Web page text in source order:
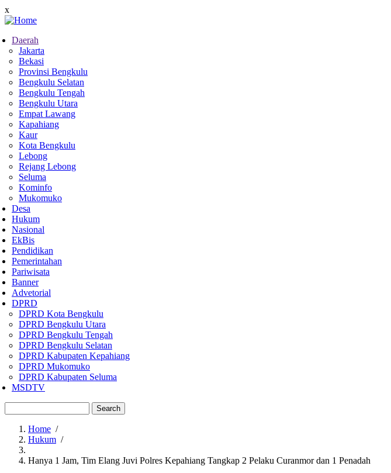
Skip
to
content
x
Main
navigation
Daerah
Jakarta
Bekasi
Provinsi Bengkulu
Bengkulu Selatan
Bengkulu Tengah
Bengkulu Utara
Empat Lawang
Kapahiang
Kaur
Kota Bengkulu
Lebong
Rejang Lebong
Seluma
Kominfo
Mukomuko
Desa
Hukum
Nasional
EkBis
Pendidikan
Pemerintahan
Pariwisata
Banner
Advetorial
DPRD
DPRD Kota Bengkulu
DPRD Bengkulu Utara
DPRD Bengkulu Tengah
DPRD Bengkulu Selatan
DPRD Kabupaten Kepahiang
DPRD Mukomuko
DPRD Kabupaten Seluma
MSDTV
Breadcrumb
Home /
Hukum /
Hanya 1 Jam, Tim Elang Juvi Polres Kepahiang Tangkap 2 Pelaku Curanmor dan 1 Penadah